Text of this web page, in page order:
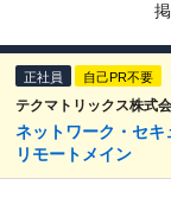
正社員 自己PR不要
テクマトリックス株式
ネットワーク・セ
リモートメイン